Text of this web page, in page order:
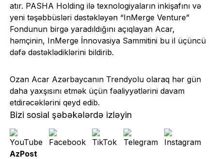
atır. PASHA Holding ilə texnologiyaların inkişafını və
yeni təşəbbüsləri dəstəkləyən “InMerge Venture”
Fondunun birgə yaradıldığını açıqlayan Acar,
həmçinin, InMerge İnnovasiya Sammitini bu il üçüncü
dəfə dəstəklədiklərini bildirib.
Ozan Acar Azərbaycanın Trendyolu olaraq hər gün
daha yaxşısını etmək üçün fəaliyyətlərini davam
etdirəcəklərini qeyd edib.
Bizi sosial şəbəkələrdə izləyin
AzPost